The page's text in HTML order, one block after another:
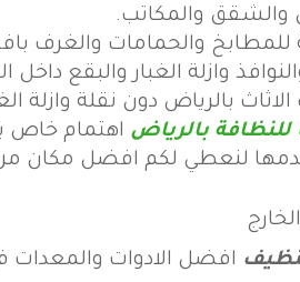
والشقق والمكاتب.
والحمامات والغرف
وازلة الغبار والبقع داخل
بالرياض دون نقلة وازلة
بالرياض اهتمام خاص
لنعطي لكم افضل مكان
افضل الادوات والمعدات